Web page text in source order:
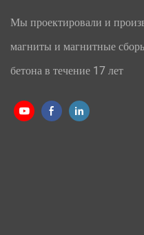
Мы проектировали и
магниты и магнитные
бетона в течение 17 лет